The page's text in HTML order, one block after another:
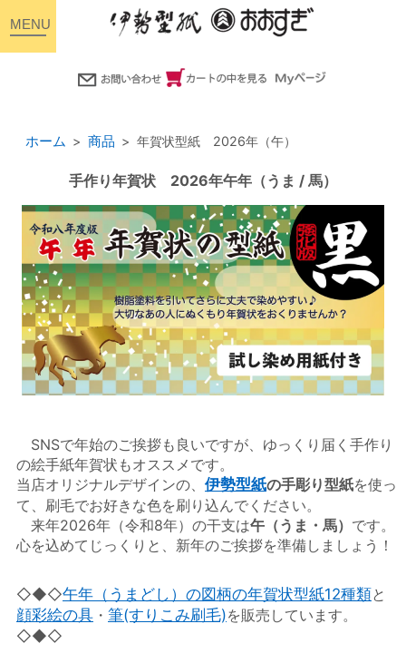
ホーム 商品 年賀状型紙 2026年（午）
手作り年賀状 2026年午年（うま / 馬）
SNSで年始のご挨拶も良いですが、ゆっくり届く手作り
の絵手紙年賀状もオススメです。
当店オリジナルデザインの、 伊勢型紙の手彫り型紙を使っ
て、刷毛でお好きな色を刷り込んでください。
来年2026年（令和8年）の干支は午（うま・馬） です。
心を込めてじっくりと、新年のご挨拶を準備しましょう！
◇◆◇午年（うまどし）の図柄の年賀状型紙12種類と
顔彩絵の具 ・ 筆(すりこみ刷毛)を販売しています。
◇◆◇
toggle
navigation